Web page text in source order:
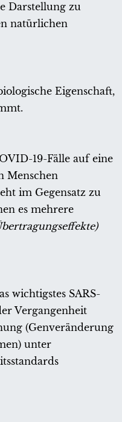
Darstellung zu
natürlichen
Eigenschaft,
19-Fälle auf eine
Menschen
im Gegensatz zu
es mehrere
wichtigstes SARS-
Vergangenheit
(Genveränderung
unter